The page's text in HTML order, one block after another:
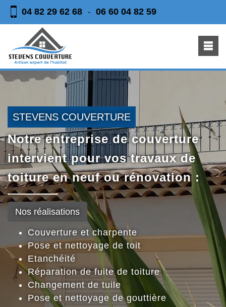
04 82 29 62 68 - 06 60 04 82 59
STEVENS COUVERTURE
Notre entreprise de couverture
intervient pour vos travaux de
toiture en neuf ou rénovation :
Nos réalisations
Couverture et charpente
Pose et nettoyage de toit
Etanchéité
Réparation de fuite de toiture
Changement de tuile
Pose et nettoyage de gouttière